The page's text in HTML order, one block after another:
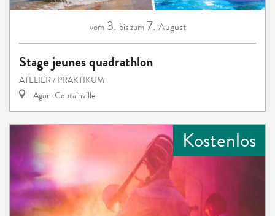
vom 3. bis zum 7. August
Stage jeunes quadrathlon
ATELIER / PRAKTIKUM
Agon-Coutainville
Kostenlos